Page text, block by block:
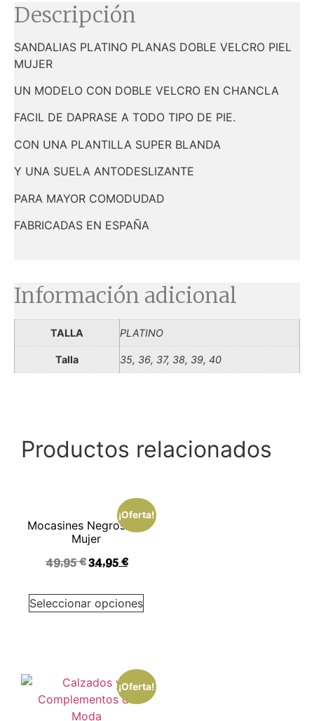
Productos relacionados
¡Oferta!
Mocasines Negros XTI
Mujer
49,95€34,95€
Seleccionar opciones
¡Oferta!
Descripción
SANDALIAS PLATINO PLANAS DOBLE VELCRO PIEL
MUJER
UN MODELO CON DOBLE VELCRO EN CHANCLA
FACIL DE DAPRASE A TODO TIPO DE PIE.
CON UNA PLANTILLA SUPER BLANDA
Y UNA SUELA ANTODESLIZANTE
PARA MAYOR COMODUDAD
FABRICADAS EN ESPAÑA
Información adicional
TALLA PLATINO
Talla 35, 36, 37, 38, 39, 40